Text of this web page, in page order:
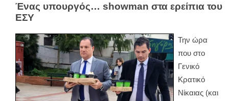
Ένας υπουργός… showman στα ερείπια του
ΕΣΥ
Την ώρα
που στο
Γενικό
Κρατικό
Νίκαιας (και